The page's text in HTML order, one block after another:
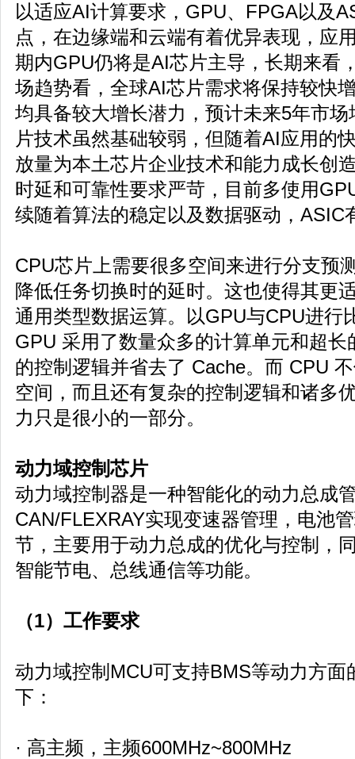
以适应AI计算要求，GPU、FPGA以及
点，在边缘端和云端有着优异表现，应
期内GPU仍将是AI芯片主导，长期来看
场趋势看，全球AI芯片需求将保持较快
均具备较大增长潜力，预计未来5年市
片技术虽然基础较弱，但随着AI应用的
放量为本土芯片企业技术和能力成长创
时延和可靠性要求严苛，目前多使用
续随着算法的稳定以及数据驱动，ASIC
CPU芯片上需要很多空间来进行分支预
降低任务切换时的延时。这也使得其更
通用类型数据运算。以GPU与CPU进行
GPU 采用了数量众多的计算单元和超
的控制逻辑并省去了 Cache。而 CPU
空间，而且还有复杂的控制逻辑和诸多
力只是很小的一部分。
动力域控制芯片
动力域控制器是一种智能化的动力总成
CAN/FLEXRAY实现变速器管理，电池
节，主要用于动力总成的优化与控制，
智能节电、总线通信等功能。
（1）工作要求
动力域控制MCU可支持BMS等动力方面
下：
· 高主频，主频600MHz~800MHz